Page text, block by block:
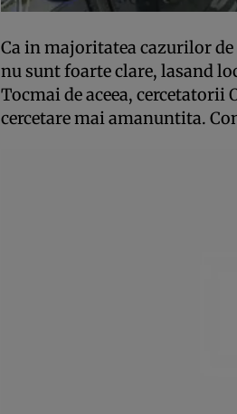
Ca in majoritatea cazurilor
nu sunt foarte clare, lasand
Tocmai de aceea, cercetatorii
cercetare mai amanuntita.